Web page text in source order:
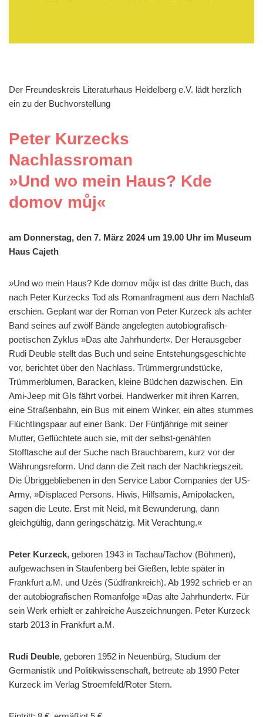
Der Freundeskreis Literaturhaus Heidelberg e.V. lädt herzlich
ein zu der Buchvorstellung
Peter Kurzecks
Nachlassroman
»Und wo mein Haus? Kde
domov můj«
am Donnerstag, den 7. März 2024 um 19.00 Uhr im Museum
Haus Cajeth
»Und wo mein Haus? Kde domov můj« ist das dritte Buch, das
nach Peter Kurzecks Tod als Romanfragment aus dem Nachlaß
erschien. Geplant war der Roman von Peter Kurzeck als achter
Band seines auf zwölf Bände angelegten autobiografisch-
poetischen Zyklus »Das alte Jahrhundert«. Der Herausgeber
Rudi Deuble stellt das Buch und seine Entstehungsgeschichte
vor, berichtet über den Nachlass. Trümmergrundstücke,
Trümmerblumen, Baracken, kleine Büdchen dazwischen. Ein
Ami-Jeep mit GIs fährt vorbei. Handwerker mit ihren Karren,
eine Straßenbahn, ein Bus mit einem Winker, ein altes stummes
Flüchtlingspaar auf einer Bank. Der Fünfjährige mit seiner
Mutter, Geflüchtete auch sie, mit der selbst-genähten
Stofftasche auf der Suche nach Brauchbarem, kurz vor der
Währungsreform. Und dann die Zeit nach der Nachkriegszeit.
Die Übriggebliebenen in den Service Labor Companies der US-
Army, »Displaced Persons. Hiwis, Hilfsamis, Amipolacken,
sagen die Leute. Erst mit Neid, mit Bewunderung, dann
gleichgültig, dann geringschätzig. Mit Verachtung.«
Peter Kurzeck, geboren 1943 in Tachau/Tachov (Böhmen),
aufgewachsen in Staufenberg bei Gießen, lebte später in
Frankfurt a.M. und Uzès (Südfrankreich). Ab 1992 schrieb er an
der autobiografischen Romanfolge »Das alte Jahrhundert«. Für
sein Werk erhielt er zahlreiche Auszeichnungen. Peter Kurzeck
starb 2013 in Frankfurt a.M.
Rudi Deuble, geboren 1952 in Neuenbürg, Studium der
Germanistik und Politikwissenschaft, betreute ab 1990 Peter
Kurzeck im Verlag Stroemfeld/Roter Stern.